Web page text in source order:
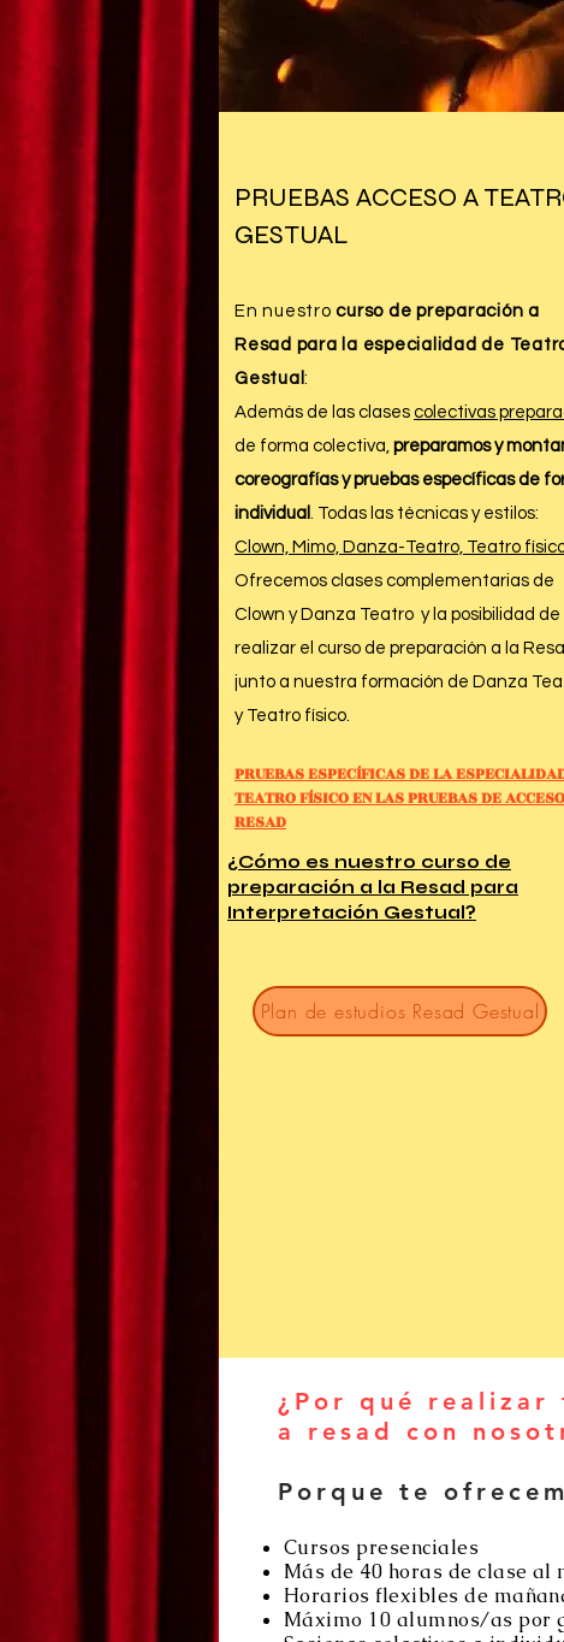
PRUEBAS ACCESO A
GESTUAL
En nuestrocurso de preparación a
Resad para la especialidad de
Gestual:
Además de las clases colectivas
de forma colectiva, preparamos y
coreografías y pruebas específicas de
individual
. Todas las técnicas y estilos:
Clown, Mimo, Danza-Teatro, Teatro
Ofrecemos clases complementarias de
Clown y Danza Teatro y la posibilidad de
realizar el curso de preparación a la
junto a nuestra formación de Danza
y Teatro físico.
PRUEBAS ESPECÍFICAS DE LA
TEATRO FÍSICOEN LAS PRUEBASDE
RESAD
¿Cómo es nuestro curso de
preparación a la Resad para
Interpretación Gestual?
Plan de estudios Resad Gestual
¿Por qué realizar
a resad con
Porque te
Cursos presenciales
Más de 40 horas de clase al
Horarios flexibles de
Máximo 10 alumnos/as por